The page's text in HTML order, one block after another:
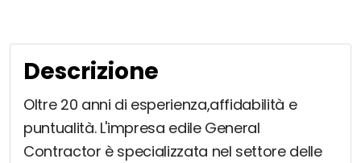
Descrizione
Oltre 20 anni di esperienza,affidabilità e
puntualità. L'impresa edile General
Contractor è specializzata nel settore delle